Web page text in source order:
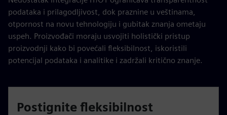
podataka i prilagodljivost, dok praznine u veštinama,
otpornost na novu tehnologiju i gubitak znanja ometaju
uspeh. Proizvođači moraju usvojiti holistički pristup
proizvodnji kako bi povećali fleksibilnost, iskoristili
potencijal podataka i analitike i zadržali kritično znanje.
Postignite fleksibilnost